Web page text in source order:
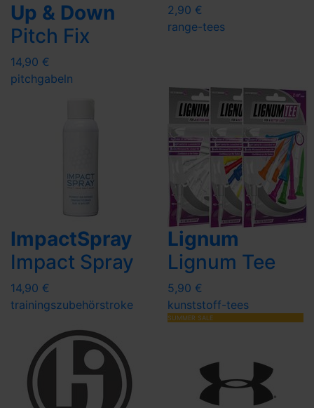
Up & Down
Pitch Fix
14,90 €
pitchgabeln
2,90 €
range-tees
ImpactSpray
Impact Spray
14,90 €
trainingszubehörstroke
Lignum
Lignum Tee
5,90 €
kunststoff-tees
SUMMER SALE